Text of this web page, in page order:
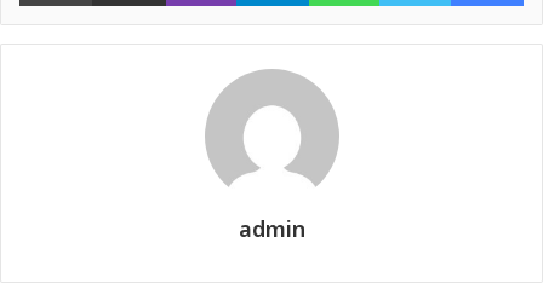
admin